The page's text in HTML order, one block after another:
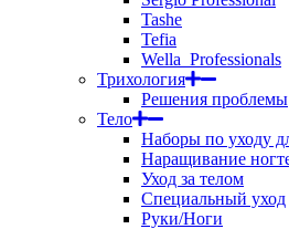
Tashe
Tefia
Wella_Professionals
Трихология
Решения проблемы
Тело
Наборы по уходу
Наращивание
Уход за телом
Специальный уход
Руки/Ноги